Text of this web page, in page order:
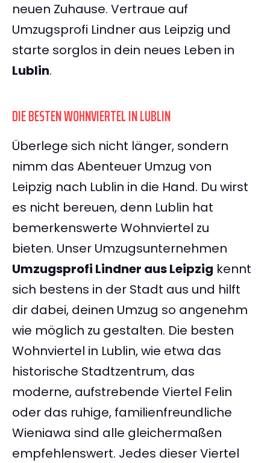
neuen Zuhause. Vertraue auf
Umzugsprofi Lindner aus Leipzig und
starte sorglos in dein neues Leben in
Lublin.
DIE BESTEN WOHNVIERTEL IN LUBLIN
Überlege sich nicht länger, sondern
nimm das Abenteuer Umzug von
Leipzig nach Lublin in die Hand. Du wirst
es nicht bereuen, denn Lublin hat
bemerkenswerte Wohnviertel zu
bieten. Unser Umzugsunternehmen
Umzugsprofi Lindner aus Leipzig kennt
sich bestens in der Stadt aus und hilft
dir dabei, deinen Umzug so angenehm
wie möglich zu gestalten. Die besten
Wohnviertel in Lublin, wie etwa das
historische Stadtzentrum, das
moderne, aufstrebende Viertel Felin
oder das ruhige, familienfreundliche
Wieniawa sind alle gleichermaßen
empfehlenswert. Jedes dieser Viertel